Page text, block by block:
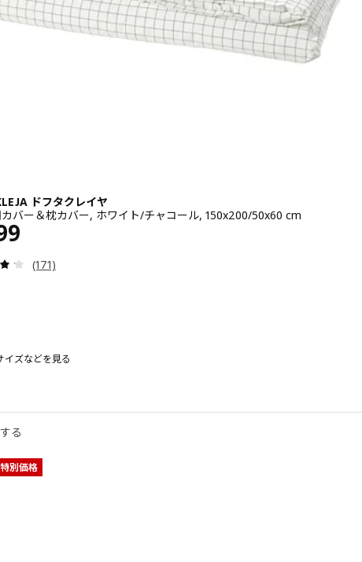
cm
50x60 cm
cm
ドフタクレイヤ
バー＆枕カバー, ホワイト/チャコール, 150x200/50x60 cm
3499
レビュー: 4.2 から 5 星です。 総レビュー数:
(171)
イズなどを見る
ン: DOFTAKLEJA ドフタクレイヤ, 掛け布団カバー＆枕カバー, ダーク
る
別価格